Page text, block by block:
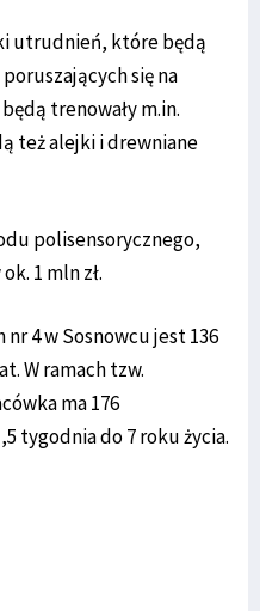
utrudnień, które będą
się na
trenowały m.in.
też alejki i drewniane
polisensorycznego,
1 mln zł.
4 w Sosnowcu jest 136
W ramach tzw.
ma 176
tygodnia do 7 roku życia.